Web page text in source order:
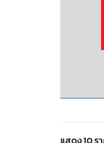
แสดง 10 ร